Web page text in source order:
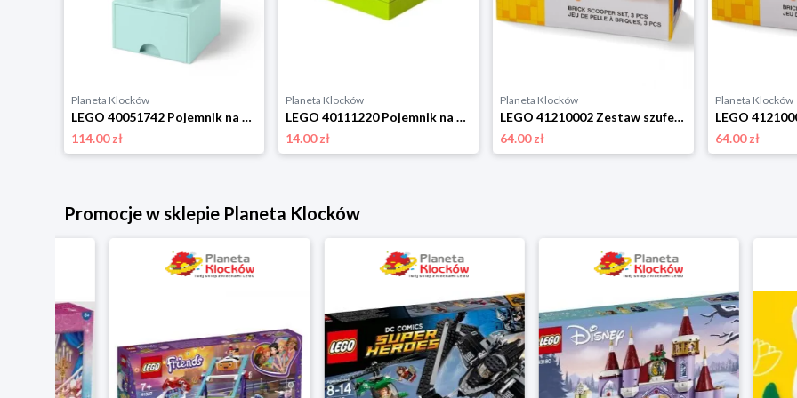
Planeta Klocków
LEGO 40051742 Pojemnik na klocki z szufladą 2x2 turkusowy Room copenhagen
114.00 zł
Planeta Klocków
LEGO 40111220 Pojemnik na drobiazgi 2x2 MINI limonkowy Room copenhagen
14.00 zł
Planeta Klocków
LEGO 41210002 Zestaw szufelek z rozdzielaczem (Szara/czarna) Room copenhagen
64.00 zł
Planeta Klocków
64.00 zł
Promocje w sklepie Planeta Klocków